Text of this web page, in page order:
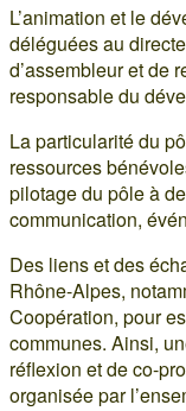
L’animation et le
déléguées au
d’assembleur et de
responsable du
La particularité du
ressources
pilotage du pôle à
communication,
Des liens et des
Rhône-Alpes,
Coopération, pour
communes. Ainsi,
réflexion et de co-
organisée par